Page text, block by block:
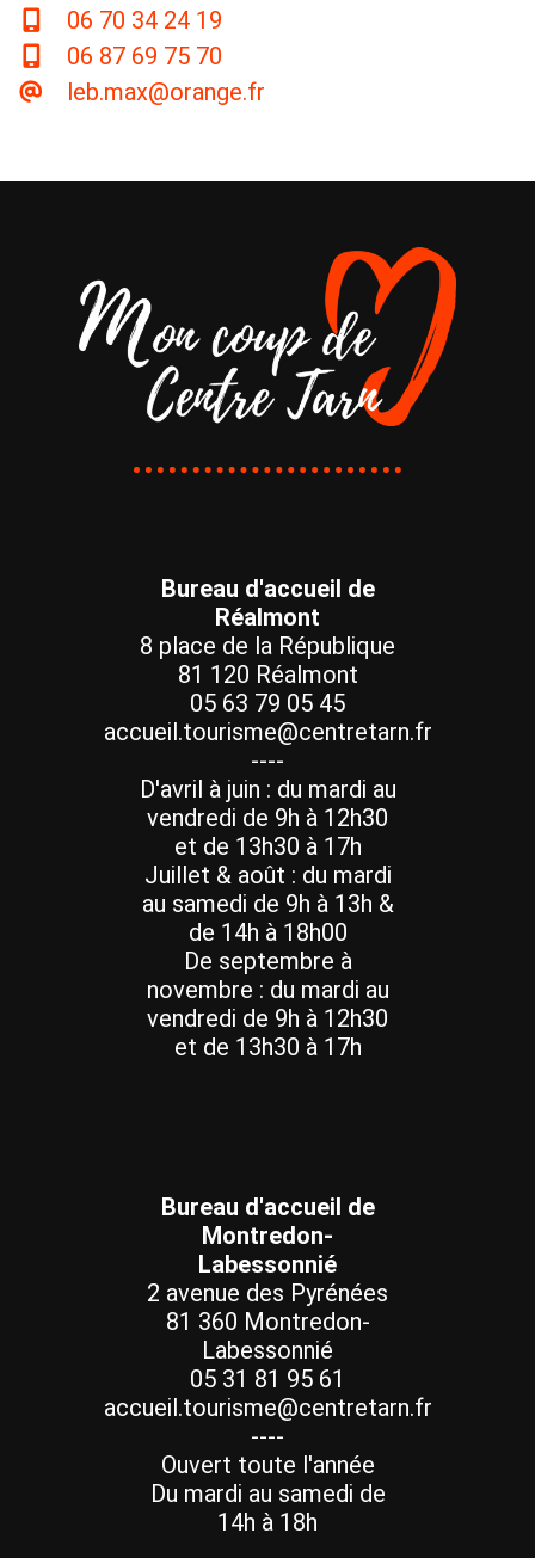
06 70 34 24 19
06 87 69 75 70
leb.max@orange.fr
Bureau d'accueil de
Réalmont
8 place de la République
81 120 Réalmont
05 63 79 05 45
accueil.tourisme@centretarn.fr
----
D'avril à juin : du mardi au
vendredi de 9h à 12h30
et de 13h30 à 17h
Juillet & août : du mardi
au samedi de 9h à 13h &
de 14h à 18h00
De septembre à
novembre : du mardi au
vendredi de 9h à 12h30
et de 13h30 à 17h
Bureau d'accueil de
Montredon-
Labessonnié
2 avenue des Pyrénées
81 360 Montredon-
Labessonnié
05 31 81 95 61
accueil.tourisme@centretarn.fr
----
Ouvert toute l'année
Du mardi au samedi de
14h à 18h